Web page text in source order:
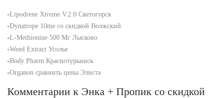
-Lipodrene Xtreme V.2.0 Светогорск
-Dynatrope 10me со скидкой Волжский
-L-Methionine 500 Мг Лысково
-Weed Extract Усолье
-Body Pharm Краснотурьинск
-Organon сравнить цены Элиста
Комментарии к Энка + Пропик со скидкой